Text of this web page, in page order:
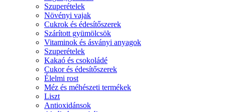
Szuperételek
Növényi vajak
Cukrok és édesítőszerek
Szárított gyümölcsök
Vitaminok és ásványi anyagok
Szuperételek
Kakaó és csokoládé
Cukor és édesítőszerek
Élelmi rost
Méz és méhészeti termékek
Liszt
Antioxidánsok